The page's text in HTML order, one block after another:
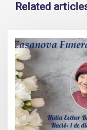
Related